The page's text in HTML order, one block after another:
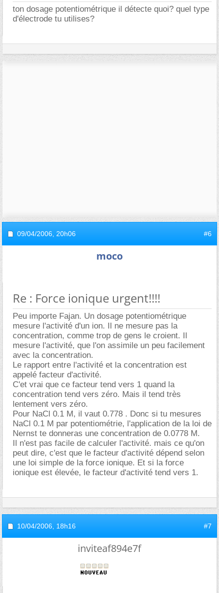
ton dosage potentiométrique il détecte quoi? quel type
d'électrode tu utilises?
09/04/2006, 20h06 #6
moco
Re : Force ionique urgent!!!!
Peu importe Fajan. Un dosage potentiométrique
mesure l'activité d'un ion. Il ne mesure pas la
concentration, comme trop de gens le croient. Il
mesure l'activité, que l'on assimile un peu facilement
avec la concentration.
Le rapport entre l'activité et la concentration est
appelé facteur d'activité.
C'et vrai que ce facteur tend vers 1 quand la
concentration tend vers zéro. Mais il tend très
lentement vers zéro.
Pour NaCl 0.1 M, il vaut 0.778 . Donc si tu mesures
NaCl 0.1 M par potentiométrie, l'application de la loi de
Nernst te donneras une concentration de 0.0778 M.
Il n'est pas facile de calculer l'activité. mais ce qu'on
peut dire, c'est que le facteur d'activité dépend selon
une loi simple de la force ionique. Et si la force
ionique est élevée, le facteur d'activité tend vers 1.
10/04/2006, 18h16 #7
inviteaf894e7f